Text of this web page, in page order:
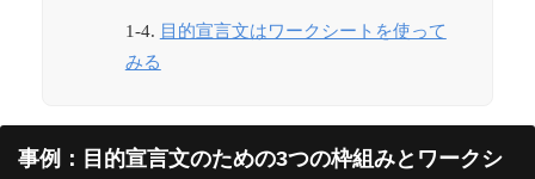
目的宣言文はワークシートを使って
みる
事例：目的宣言文のための3つの枠組みとワークシ